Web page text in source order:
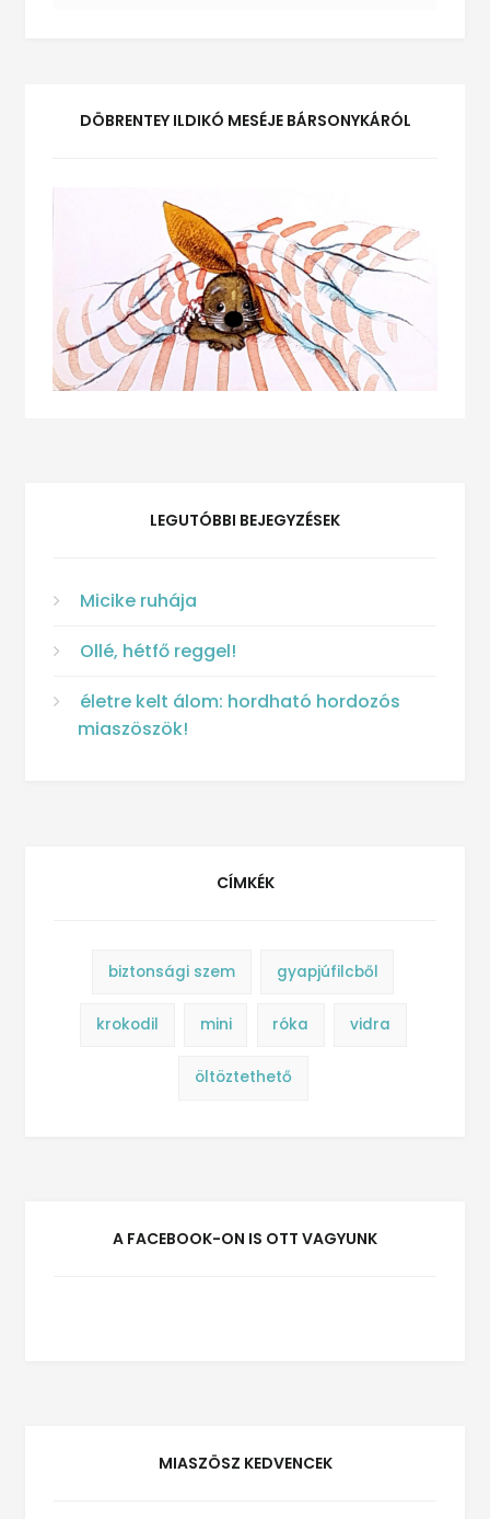
DÖBRENTEY ILDIKÓ MESÉJE BÁRSONYKÁRÓL
LEGUTÓBBI BEJEGYZÉSEK
Micike ruhája
Ollé, hétfő reggel!
életre kelt álom: hordható hordozós
miaszöszök!
CÍMKÉK
biztonsági szem gyapjúfilcből
krokodil mini róka vidra
öltöztethető
A FACEBOOK-ON IS OTT VAGYUNK
MIASZÖSZ KEDVENCEK